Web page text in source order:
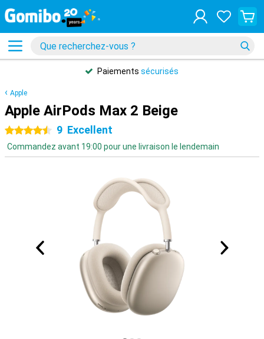
Paiements sécurisés
Apple
Apple AirPods Max 2 Beige
4.5 étoiles
9 Excellent
Commandez avant 19:00 pour une livraison le lendemain